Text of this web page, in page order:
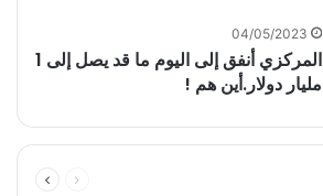
04/05/2023
المركزي أنفق إلى اليوم ما قد يصل إلى 1
مليار دولار.أين هم !
الصفحة